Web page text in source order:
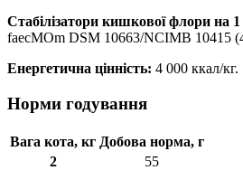
Стабілізатори кишкової флори на 1
faecМОm DSM 10663/NCIMB 10415
Енергетична цінність: 4 000 ккал/кг.
Норми годування
Вага кота, кг Добова норма, г
2
55